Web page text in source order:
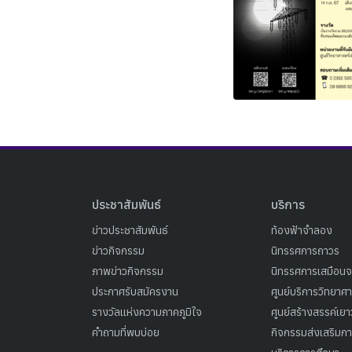
ประชาสัมพันธ์
ข่าวประชาสัมพันธ์
ข่าวกิจกรรม
ภาพข่าวกิจกรรม
ประกาศรับสมัครงาน
รางวัลแห่งความภาคภูมิใจ
คำถามที่พบบ่อย
บริการ
ท้องฟ้าจำลอง
นิทรรศการถาวร
นิทรรศการเสมือน
ศูนย์บริการวิทยาศ
ศูนย์สร้างสรรค์เย
กิจกรรมส่งเสริมก